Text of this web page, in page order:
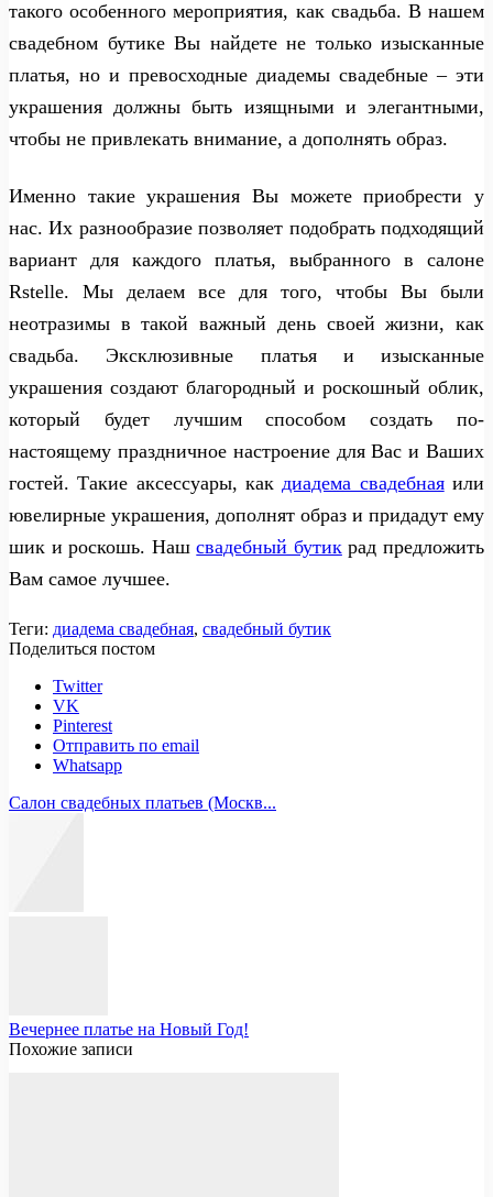
такого особенного мероприятия, как свадьба. В нашем
свадебном бутике Вы найдете не только изысканные
платья, но и превосходные диадемы свадебные – эти
украшения должны быть изящными и элегантными,
чтобы не привлекать внимание, а дополнять образ.
Именно такие украшения Вы можете приобрести у
нас. Их разнообразие позволяет подобрать подходящий
вариант для каждого платья, выбранного в салоне
Rstelle. Мы делаем все для того, чтобы Вы были
неотразимы в такой важный день своей жизни, как
свадьба. Эксклюзивные платья и изысканные
украшения создают благородный и роскошный облик,
который будет лучшим способом создать по-
настоящему праздничное настроение для Вас и Ваших
гостей. Такие аксессуары, как диадема свадебнаяили
ювелирные украшения, дополнят образ и придадут ему
шик и роскошь. Нашсвадебный бутикрад предложить
Вам самое лучшее.
Теги: диадема свадебная, свадебный бутик
Поделиться постом
Twitter
VK
Pinterest
Отправить по email
Whatsapp
Салон свадебных платьев (Москв...
Вечернее платье на Новый Год!
Похожие записи